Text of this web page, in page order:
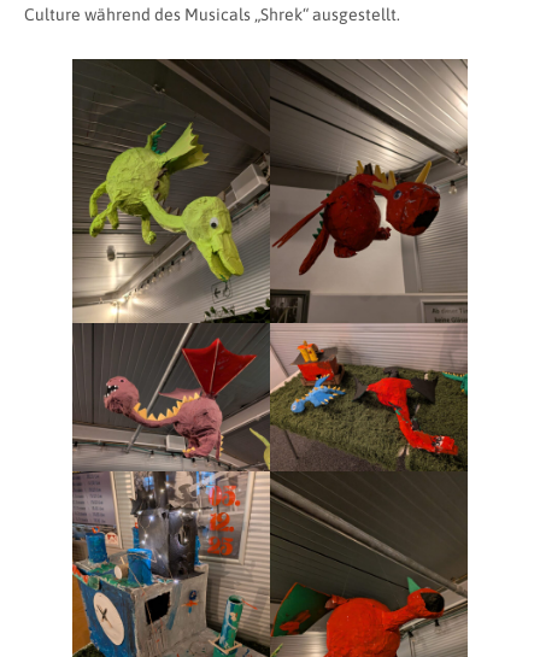
Culture während des Musicals „Shrek“ ausgestellt.